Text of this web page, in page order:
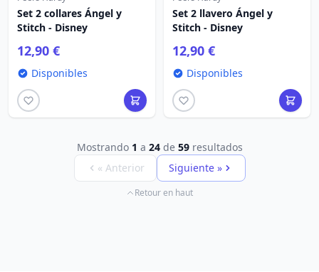
Set 2 collares Ángel y
Stitch - Disney
12,90 €
Disponibles
Set 2 llavero Ángel y
Stitch - Disney
12,90 €
Disponibles
Mostrando 1 a 24de 59resultados
« Anterior
Siguiente »
Retour en haut